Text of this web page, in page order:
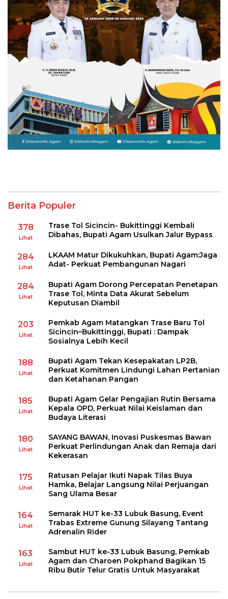
Berita Populer
378
Lihat
Trase Tol Sicincin- Bukittinggi Kembali
Dibahas, Bupati Agam Usulkan Jalur Bypass
284
Lihat
LKAAM Matur Dikukuhkan, Bupati Agam:Jaga
Adat- Perkuat Pembangunan Nagari
284
Lihat
Bupati Agam Dorong Percepatan Penetapan
Trase Tol, Minta Data Akurat Sebelum
Keputusan Diambil
203
Lihat
Pemkab Agam Matangkan Trase Baru Tol
Sicincin–Bukittinggi, Bupati : Dampak
Sosialnya Lebih Kecil
188
Lihat
Bupati Agam Tekan Kesepakatan LP2B,
Perkuat Komitmen Lindungi Lahan Pertanian
dan Ketahanan Pangan
185
Lihat
Bupati Agam Gelar Pengajian Rutin Bersama
Kepala OPD, Perkuat Nilai Keislaman dan
Budaya Literasi
180
Lihat
SAYANG BAWAN, Inovasi Puskesmas Bawan
Perkuat Perlindungan Anak dan Remaja dari
Kekerasan
175
Lihat
Ratusan Pelajar Ikuti Napak Tilas Buya
Hamka, Belajar Langsung Nilai Perjuangan
Sang Ulama Besar
164
Lihat
Semarak HUT ke-33 Lubuk Basung, Event
Trabas Extreme Gunung Silayang Tantang
Adrenalin Rider
163
Lihat
Sambut HUT ke-33 Lubuk Basung, Pemkab
Agam dan Charoen Pokphand Bagikan 15
Ribu Butir Telur Gratis Untuk Masyarakat